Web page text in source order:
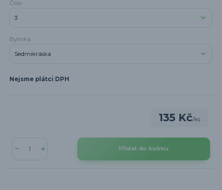
Číslo
Bylinka
Nejsme plátci DPH
135 Kč/ks
Přidat do košíku